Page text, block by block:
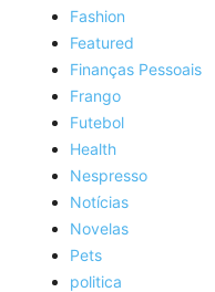
Fashion
Featured
Finanças Pessoais
Frango
Futebol
Health
Nespresso
Notícias
Novelas
Pets
politica